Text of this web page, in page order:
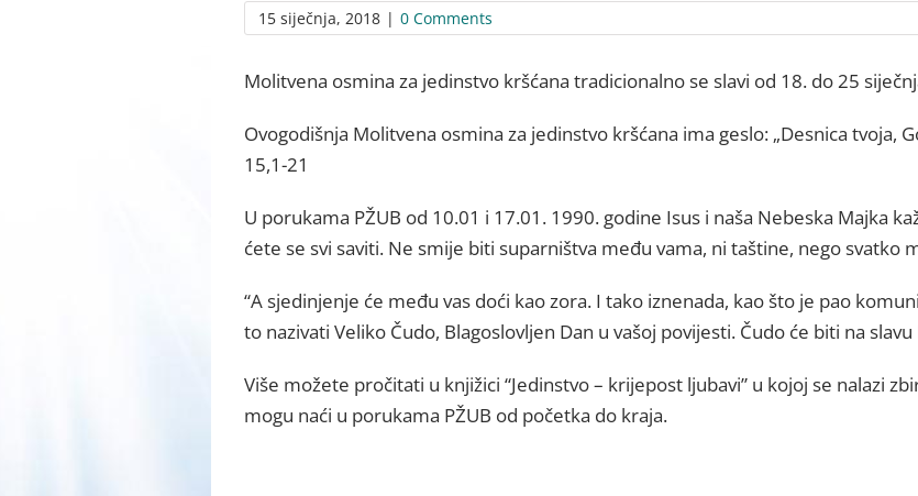
15 siječnja, 2018 | 0 Comments
Molitvena osmina za jedinstvo kršćana tradicionalno se slavi od 18. do 25
Ovogodišnja Molitvena osmina za jedinstvo kršćana ima geslo: „Desnica tvoja,
15,1-21
U porukama PŽUB od 10.01 i 17.01. 1990. godine Isus i naša Nebeska Majka
ćete se svi saviti. Ne smije biti suparništva među vama, ni taštine, nego svatko
“A sjedinjenje će među vas doći kao zora. I tako iznenada, kao što je pao
to nazivati Veliko Čudo, Blagoslovljen Dan u vašoj povijesti. Čudo će biti na slavu
Više možete pročitati u knjižici “Jedinstvo – krijepost ljubavi” u kojoj se nalazi
mogu naći u porukama PŽUB od početka do kraja.